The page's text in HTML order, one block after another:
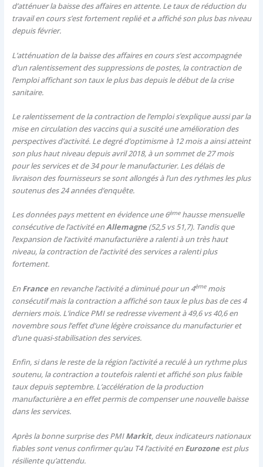
d’atténuer la baisse des affaires en attente. Le taux de réduction du
travail en cours s’est fortement replié et a affiché son plus bas niveau
depuis février.
L’atténuation de la baisse des affaires en cours s’est accompagnée
d’un ralentissement des suppressions de postes, la contraction de
l’emploi affichant son taux le plus bas depuis le début de la crise
sanitaire.
Le ralentissement de la contraction de l’emploi s’explique aussi par la
mise en circulation des vaccins qui a suscité une amélioration des
perspectives d’activité. Le degré d’optimisme à 12 mois a ainsi atteint
son plus haut niveau depuis avril 2018, à un sommet de 27 mois
pour les services et de 34 pour le manufacturier. Les délais de
livraison des fournisseurs se sont allongés à l’un des rythmes les plus
soutenus des 24 années d’enquête.
Les données pays mettent en évidence une 6èmehausse mensuelle
consécutive de l’activité enAllemagne (52,5 vs 51,7). Tandis que
l’expansion de l’activité manufacturière a ralenti à un très haut
niveau, la contraction de l’activité des services a ralenti plus
fortement.
En France en revanche l’activité a diminué pour un 4èmemois
consécutif mais la contraction a affiché son taux le plus bas de ces 4
derniers mois. L’indice PMI se redresse vivement à 49,6 vs 40,6 en
novembre sous l’effet d’une légère croissance du manufacturier et
d’une quasi-stabilisation des services.
Enfin, si dans le reste de la région l’activité a reculé à un rythme plus
soutenu, la contraction a toutefois ralenti et affiché son plus faible
taux depuis septembre. L’accélération de la production
manufacturière a en effet permis de compenser une nouvelle baisse
dans les services.
Après la bonne surprise des PMIMarkit, deux indicateurs nationaux
fiables sont venus confirmer qu’au T4 l’activité en Eurozone est plus
résiliente qu’attendu.